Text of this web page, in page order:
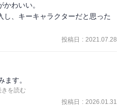
わいい。
し、キーキャラクターだと思った
投稿日 : 2021.07.28
ます。
後のこのタイミングでもう一回後
（12、13巻）は、ネイアが主体の
きを読む
投稿日 : 2026.01.31